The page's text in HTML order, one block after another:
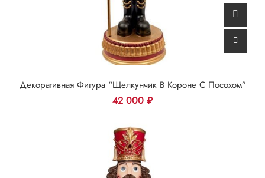
Декоративная Фигура “Щелкунчик В Короне С Посохом”
42 000 ₽